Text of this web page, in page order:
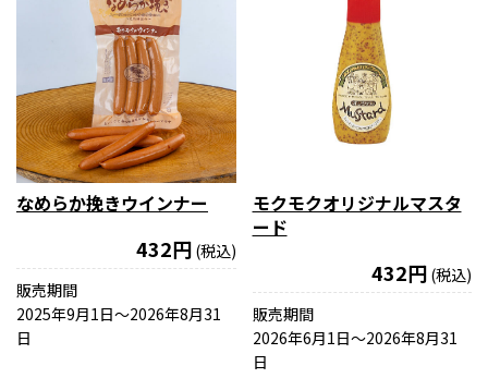
なめらか挽きウインナー
432円 (税込)
販売期間
2025年9月1日〜2026年8月31
日
モクモクオリジナルマスタ
ード
432円 (税込)
販売期間
2026年6月1日〜2026年8月31
日